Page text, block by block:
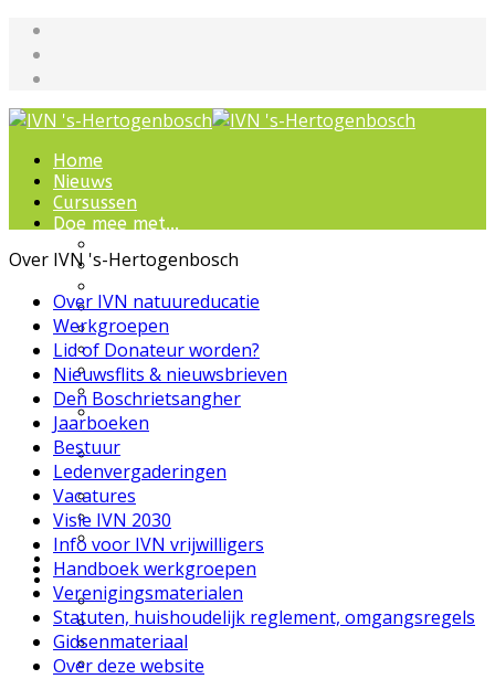
Home
Nieuws
Cursussen
Doe mee met...
IVN natuurcursussen
Landschapsbeheer
Jeugdnatuurgroep
Het Bewaarde Land
Lezingen over natuur
IVN Natuurschool
Natuurbeleving voor
bijzondere groepen
Wandelingen en
ommetjes
UWES wandelingen
Natuurfilmpje kijken
IVN activiteitenfolder
Natuurgebieden
Vereniging
Over IVN natuureducatie
Werkgroepen
Lid of Donateur worden?
Nieuwsflits nieuwsbrief
Over IVN 's-Hertogenbosch
Over IVN natuureducatie
Werkgroepen
Lid of Donateur worden?
Nieuwsflits & nieuwsbrieven
Den Boschrietsangher
Jaarboeken
Bestuur
Ledenvergaderingen
Vacatures
Visie IVN 2030
Info voor IVN vrijwilligers
Handboek werkgroepen
Verenigingsmaterialen
Statuten, huishoudelijk reglement, omgangsregels
Gidsenmateriaal
Over deze website